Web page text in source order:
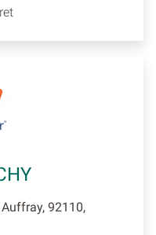
92110,